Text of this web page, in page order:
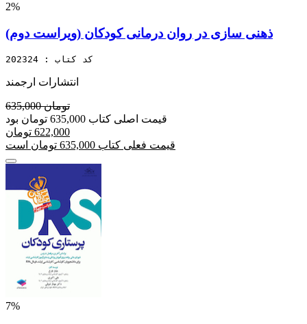
2%
ذهنی سازی در روان درمانی کودکان (ویراست دوم)
کد کتاب : 202324
انتشارات ارجمند
635,000 تومان
قیمت اصلی کتاب 635,000 تومان بود
622,000 تومان
قیمت فعلی کتاب 635,000 تومان است
7%